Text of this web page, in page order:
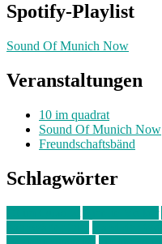
Spotify-Playlist
Sound Of Munich Now
Veranstaltungen
10 im quadrat
Sound Of Munich Now
Freundschaftsbänd
Schlagwörter